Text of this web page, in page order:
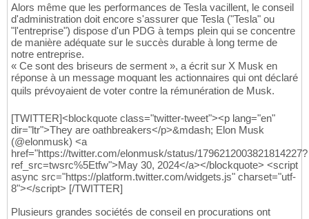
Alors même que les performances de Tesla vacillent, le conseil
d'administration doit encore s'assurer que Tesla ("Tesla" ou
"l'entreprise") dispose d'un PDG à temps plein qui se concentre
de manière adéquate sur le succès durable à long terme de
notre entreprise.
« Ce sont des briseurs de serment », a écrit sur X Musk en
réponse à un message moquant les actionnaires qui ont déclaré
quils prévoyaient de voter contre la rémunération de Musk.
[TWITTER]<blockquote class="twitter-tweet"><p lang="en"
dir="ltr">They are oathbreakers</p>&mdash; Elon Musk
(@elonmusk) <a
href="https://twitter.com/elonmusk/status/1796212003821814227?
ref_src=twsrc%5Etfw">May 30, 2024</a></blockquote> <script
async src="https://platform.twitter.com/widgets.js" charset="utf-
8"></script> [/TWITTER]
Plusieurs grandes sociétés de conseil en procurations ont